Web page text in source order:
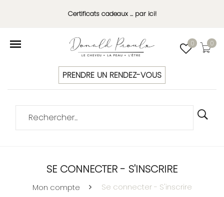
Certificats cadeaux ... par ici!
0 0
PRENDRE UN RENDEZ-VOUS
SE CONNECTER - S'INSCRIRE
Mon compte Se connecter - S'inscrire